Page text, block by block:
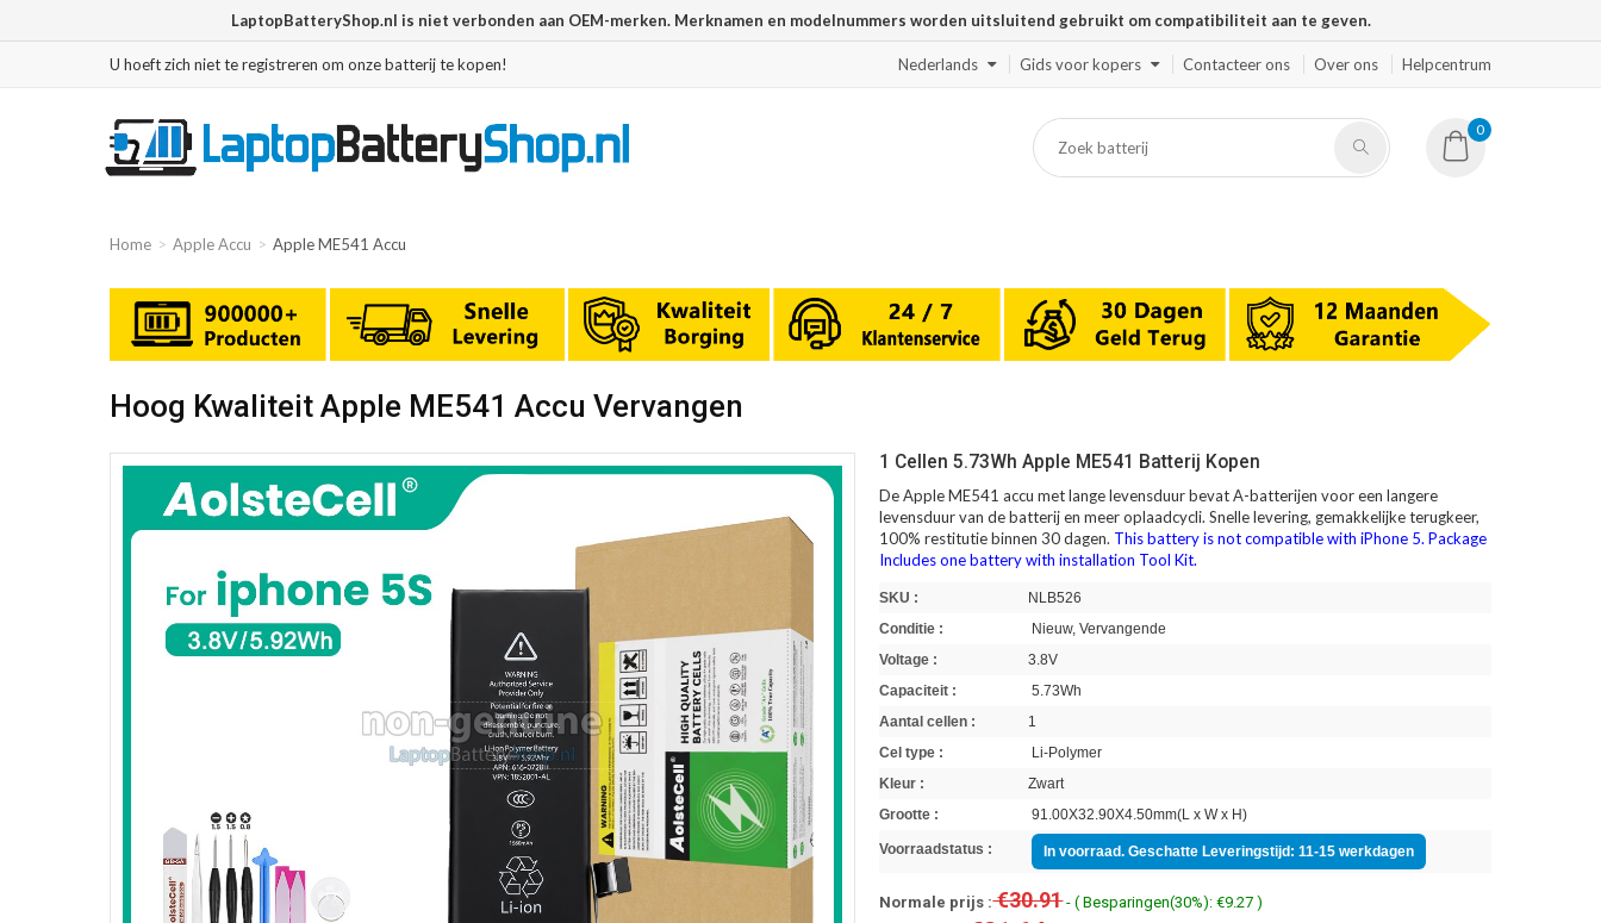
LaptopBatteryShop.nl is niet verbonden aan OEM-merken. Merknamen en modelnummers worden uitsluitend gebruikt om compatibiliteit aan te geven.
U hoeft zich niet te registreren om onze batterij te kopen! Nederlands Gids voor kopers Contacteer ons Over ons Helpcentrum
0
Home Apple Accu Apple ME541 Accu
Hoog Kwaliteit Apple ME541 Accu Vervangen
1 Cellen 5.73Wh Apple ME541 Batterij Kopen
De Apple ME541 accu met lange levensduur bevat A-batterijen voor een langere
levensduur van de batterij en meer oplaadcycli. Snelle levering, gemakkelijke terugkeer,
100% restitutie binnen 30 dagen. This battery is not compatible with iPhone 5. Package
Includes one battery with installation Tool Kit.
SKU :
NLB526
Conditie :
Nieuw, Vervangende
Voltage :
3.8V
Capaciteit :
5.73Wh
Aantal cellen :
1
Cel type :
Li-Polymer
Kleur :
Zwart
Grootte :
91.00X32.90X4.50mm(L x W x H)
Voorraadstatus : In voorraad. Geschatte Leveringstijd: 11-15 werkdagen
Normale prijs :€30.91- ( Besparingen(30%): €9.27 )